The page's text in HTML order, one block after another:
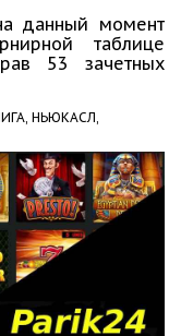
данный момент
таблице
53 зачетных
НЬЮКАСЛ,